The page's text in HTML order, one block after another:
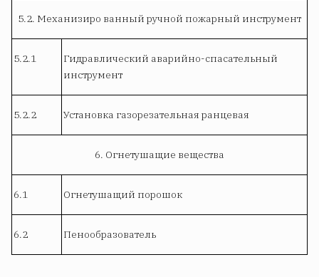
5.2. Механизиро ванный ручной пожарный инструмент
5.2.1
Гидравлический аварийно-спасательный
инструмент
5.2.2 Установка газорезательная ранцевая
6. Огнетушащие вещества
6.1 Огнетушащий порошок
6.2 Пенообразователь